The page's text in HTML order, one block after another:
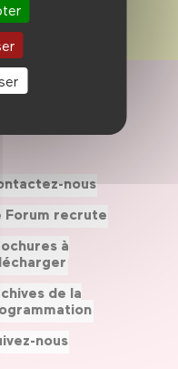
nous
Forum recrute
à
de la
nous